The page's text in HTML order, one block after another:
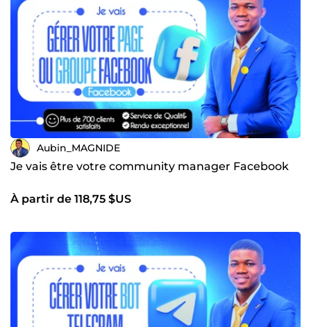
Aubin_MAGNIDE
Je vais être votre community manager Facebook
À partir de 118,75 $US